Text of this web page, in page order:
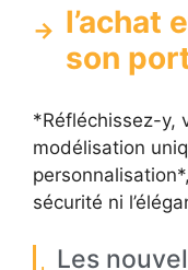
l’achat
son
*Réfléchissez-y,
modélisation
sécurité ni
Les